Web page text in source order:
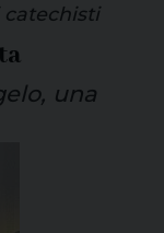
catechisti
una